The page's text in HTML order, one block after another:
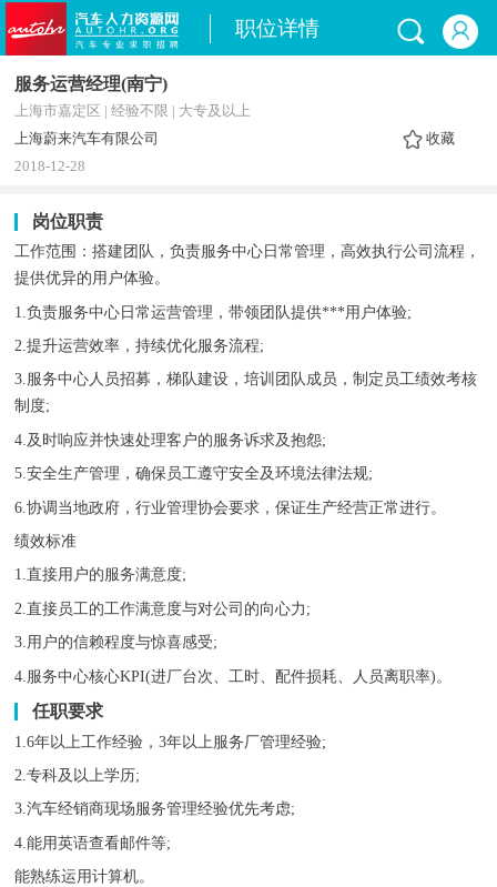
职位详情
服务运营经理(南宁)
上海市嘉定区 | 经验不限 | 大专及以上
上海蔚来汽车有限公司
收藏
2018-12-28
岗位职责
工作范围：搭建团队，负责服务中心日常管理，高效执行公司流程，
提供优异的用户体验。
1.负责服务中心日常运营管理，带领团队提供***用户体验;
2.提升运营效率，持续优化服务流程;
3.服务中心人员招募，梯队建设，培训团队成员，制定员工绩效考核
制度;
4.及时响应并快速处理客户的服务诉求及抱怨;
5.安全生产管理，确保员工遵守安全及环境法律法规;
6.协调当地政府，行业管理协会要求，保证生产经营正常进行。
绩效标准
1.直接用户的服务满意度;
2.直接员工的工作满意度与对公司的向心力;
3.用户的信赖程度与惊喜感受;
4.服务中心核心KPI(进厂台次、工时、配件损耗、人员离职率)。
任职要求
1.6年以上工作经验，3年以上服务厂管理经验;
2.专科及以上学历;
3.汽车经销商现场服务管理经验优先考虑;
4.能用英语查看邮件等;
能熟练运用计算机。